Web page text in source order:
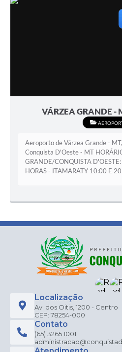
VÁRZEA GRANDE -
Aeroporto de Várzea Grande -
Conquista D'Oeste - MT
GRANDE/CONQUISTA
HORAS - ITAMARATY 10:00 E
Localização
Av. dos Oitis, 1200 - Centro
CEP: 78254-000
Contato
(65) 3265 1001